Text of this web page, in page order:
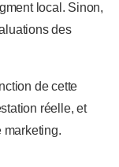
local. Sinon,
des
de cette
réelle, et
marketing.